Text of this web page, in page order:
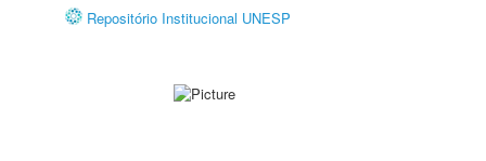
Repositório Institucional UNESP